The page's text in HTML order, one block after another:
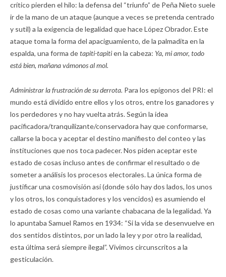
crítico pierden el hilo: la defensa del “triunfo” de Peña Nieto suele
ir de la mano de un ataque (aunque a veces se pretenda centrado
y sutil) a la exigencia de legalidad que hace López Obrador. Este
ataque toma la forma del apaciguamiento, de la palmadita en la
espalda, una forma detapiti-tapitien la cabeza: Ya, mi amor, todo
está bien, mañana vámonos al mol.
Administrar la frustración de su derrota. Para los epígonos del PRI: el
mundo está dividido entre ellos y los otros, entre los ganadores y
los perdedores y no hay vuelta atrás. Según la idea
pacificadora/tranquilizante/conservadora hay que conformarse,
callarse la boca y aceptar el destino manifiesto del conteo y las
instituciones que nos toca padecer. Nos piden aceptar este
estado de cosas incluso antes de confirmar el resultado o de
someter a análisis los procesos electorales. La única forma de
justificar una cosmovisión así (donde sólo hay dos lados, los unos
y los otros, los conquistadores y los vencidos) es asumiendo el
estado de cosas como una variante chabacana de la legalidad. Ya
lo apuntaba Samuel Ramos en 1934: “Si la vida se desenvuelve en
dos sentidos distintos, por un lado la ley y por otro la realidad,
esta última será siempre ilegal”. Vivimos circunscritos a la
gesticulación.